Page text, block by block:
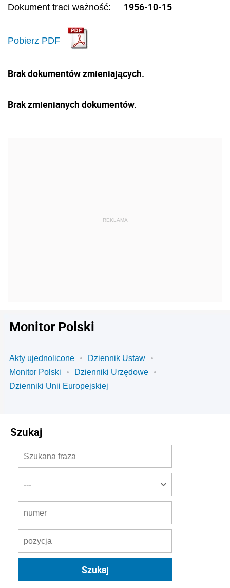
Dokument traci ważność: 1956-10-15
Pobierz PDF
Brak dokumentów zmieniających.
Brak zmienianych dokumentów.
Monitor Polski
Akty ujednolicone
Dziennik Ustaw
Monitor Polski
Dzienniki Urzędowe
Dzienniki Unii Europejskiej
Szukaj